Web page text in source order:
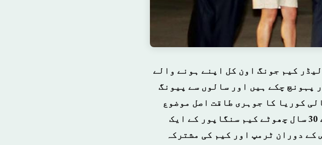
کیم جونگ اون کل اپنے ہونے والے
پہونچ چکے ہیں اور سالوں سے پیونگ
کوریا کا جوہری طاقت اصل موضوع
گفتگو ہوگا اور جلد ہی 71 سالہ ٹرمپ اور ان سے 30 سال چھوٹے کیم سنگاپور کے ایک
کے دوران ٹرمپ اور کیم کی مشترکہ